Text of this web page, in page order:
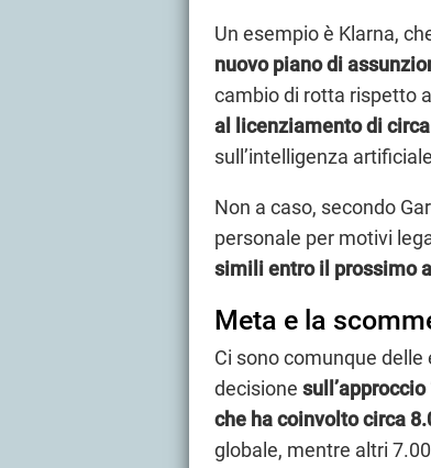
Un esempio è Klarna,
nuovo piano di
cambio di rotta rispetto
al licenziamento di
sull’intelligenza
Non a caso, secondo
personale per motivi
simili entro il prossimo
Meta e la
Ci sono comunque
decisione sull’approccio
che ha coinvolto circa
globale, mentre altri